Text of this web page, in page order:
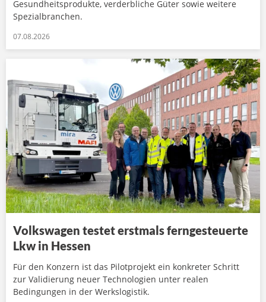
Gesundheitsprodukte, verderbliche Güter sowie weitere
Spezialbranchen.
07.08.2026
Volkswagen testet erstmals ferngesteuerte
Lkw in Hessen
Für den Konzern ist das Pilotprojekt ein konkreter Schritt
zur Validierung neuer Technologien unter realen
Bedingungen in der Werkslogistik.